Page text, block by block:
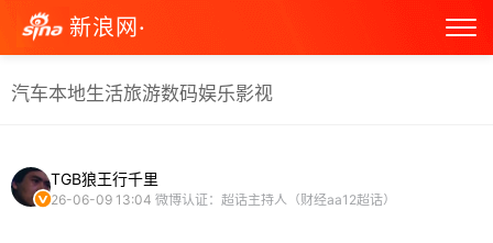
新浪网·
汽车本地生活旅游数码娱乐影视
TGB狼王行千里
26-06-09 13:04 微博认证：超话主持人（财经aa12超话）